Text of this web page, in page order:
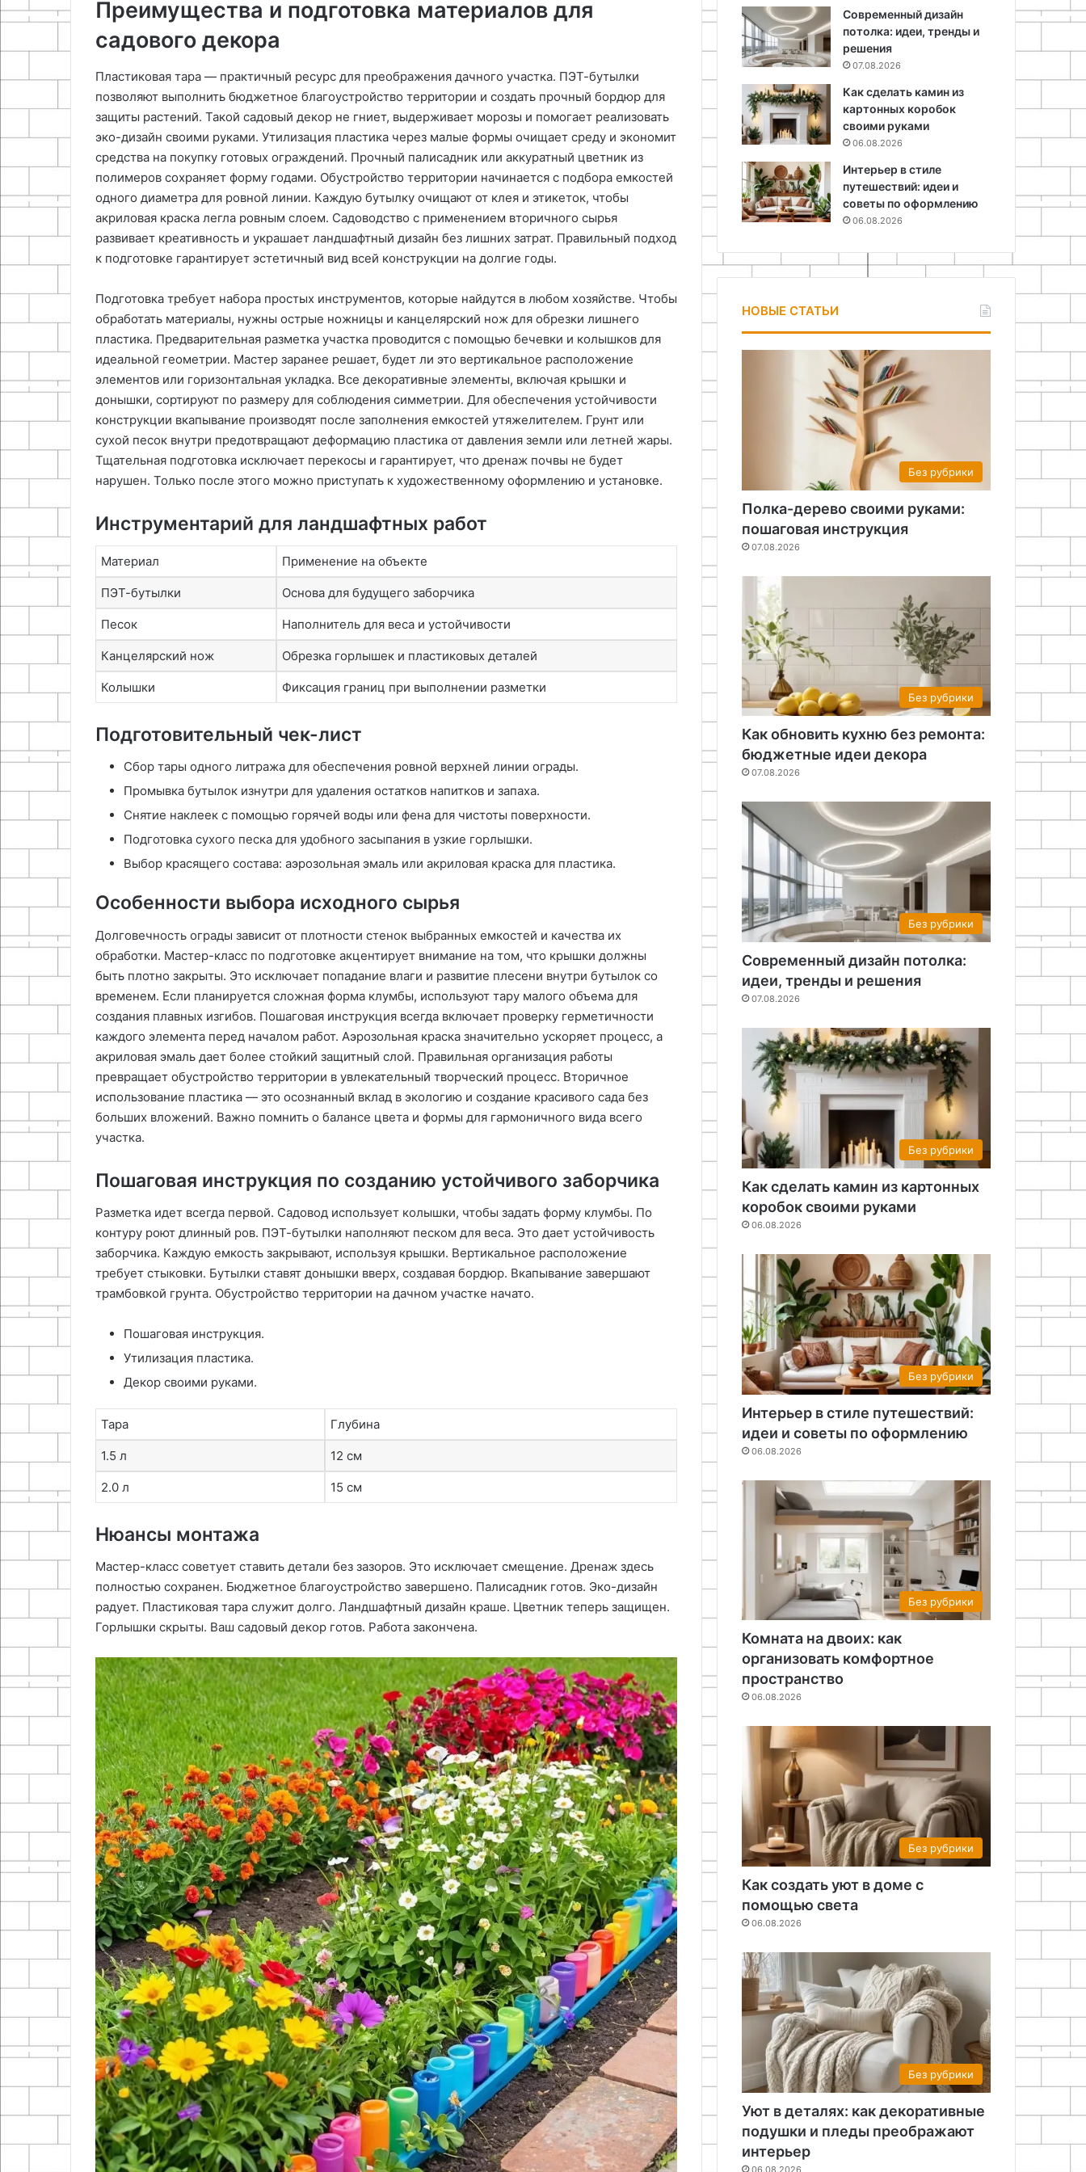
Преимущества и подготовка материалов для
садового декора
Пластиковая тара — практичный ресурс для преображения дачного участка. ПЭТ-бутылки
позволяют выполнить бюджетное благоустройство территории и создать прочный бордюр для
защиты растений. Такой садовый декор не гниет, выдерживает морозы и помогает реализовать
эко-дизайн своими руками. Утилизация пластика через малые формы очищает среду и экономит
средства на покупку готовых ограждений. Прочный палисадник или аккуратный цветник из
полимеров сохраняет форму годами. Обустройство территории начинается с подбора емкостей
одного диаметра для ровной линии. Каждую бутылку очищают от клея и этикеток, чтобы
акриловая краска легла ровным слоем. Садоводство с применением вторичного сырья
развивает креативность и украшает ландшафтный дизайн без лишних затрат. Правильный подход
к подготовке гарантирует эстетичный вид всей конструкции на долгие годы.
Подготовка требует набора простых инструментов, которые найдутся в любом хозяйстве. Чтобы
обработать материалы, нужны острые ножницы и канцелярский нож для обрезки лишнего
пластика. Предварительная разметка участка проводится с помощью бечевки и колышков для
идеальной геометрии. Мастер заранее решает, будет ли это вертикальное расположение
элементов или горизонтальная укладка. Все декоративные элементы, включая крышки и
донышки, сортируют по размеру для соблюдения симметрии. Для обеспечения устойчивости
конструкции вкапывание производят после заполнения емкостей утяжелителем. Грунт или
сухой песок внутри предотвращают деформацию пластика от давления земли или летней жары.
Тщательная подготовка исключает перекосы и гарантирует, что дренаж почвы не будет
нарушен. Только после этого можно приступать к художественному оформлению и установке.
Инструментарий для ландшафтных работ
Материал Применение на объекте
ПЭТ-бутылки Основа для будущего заборчика
Песок Наполнитель для веса и устойчивости
Канцелярский нож Обрезка горлышек и пластиковых деталей
Колышки Фиксация границ при выполнении разметки
Подготовительный чек-лист
Сбор тары одного литража для обеспечения ровной верхней линии ограды.
Промывка бутылок изнутри для удаления остатков напитков и запаха.
Снятие наклеек с помощью горячей воды или фена для чистоты поверхности.
Подготовка сухого песка для удобного засыпания в узкие горлышки.
Выбор красящего состава: аэрозольная эмаль или акриловая краска для пластика.
Особенности выбора исходного сырья
Долговечность ограды зависит от плотности стенок выбранных емкостей и качества их
обработки. Мастер-класс по подготовке акцентирует внимание на том, что крышки должны
быть плотно закрыты. Это исключает попадание влаги и развитие плесени внутри бутылок со
временем. Если планируется сложная форма клумбы, используют тару малого объема для
создания плавных изгибов. Пошаговая инструкция всегда включает проверку герметичности
каждого элемента перед началом работ. Аэрозольная краска значительно ускоряет процесс, а
акриловая эмаль дает более стойкий защитный слой. Правильная организация работы
превращает обустройство территории в увлекательный творческий процесс. Вторичное
использование пластика — это осознанный вклад в экологию и создание красивого сада без
больших вложений. Важно помнить о балансе цвета и формы для гармоничного вида всего
участка.
Пошаговая инструкция по созданию устойчивого заборчика
Разметка идет всегда первой. Садовод использует колышки, чтобы задать форму клумбы. По
контуру роют длинный ров. ПЭТ-бутылки наполняют песком для веса. Это дает устойчивость
заборчика. Каждую емкость закрывают, используя крышки. Вертикальное расположение
требует стыковки. Бутылки ставят донышки вверх, создавая бордюр. Вкапывание завершают
трамбовкой грунта. Обустройство территории на дачном участке начато.
Пошаговая инструкция.
Утилизация пластика.
Декор своими руками.
Тара Глубина
1.5 л 12 см
2.0 л 15 см
Нюансы монтажа
Мастер-класс советует ставить детали без зазоров. Это исключает смещение. Дренаж здесь
полностью сохранен. Бюджетное благоустройство завершено. Палисадник готов. Эко-дизайн
радует. Пластиковая тара служит долго. Ландшафтный дизайн краше. Цветник теперь защищен.
Горлышки скрыты. Ваш садовый декор готов. Работа закончена.
Современный дизайн
потолка: идеи, тренды и
решения
07.08.2026
Как сделать камин из
картонных коробок
своими руками
06.08.2026
Интерьер в стиле
путешествий: идеи и
советы по оформлению
06.08.2026
НОВЫЕ СТАТЬИ
Без рубрики
Полка-дерево своими руками:
пошаговая инструкция
07.08.2026
Без рубрики
Как обновить кухню без ремонта:
бюджетные идеи декора
07.08.2026
Без рубрики
Современный дизайн потолка:
идеи, тренды и решения
07.08.2026
Без рубрики
Как сделать камин из картонных
коробок своими руками
06.08.2026
Без рубрики
Интерьер в стиле путешествий:
идеи и советы по оформлению
06.08.2026
Без рубрики
Комната на двоих: как
организовать комфортное
пространство
06.08.2026
Без рубрики
Как создать уют в доме с
помощью света
06.08.2026
Без рубрики
Уют в деталях: как декоративные
подушки и пледы преображают
интерьер
06.08.2026